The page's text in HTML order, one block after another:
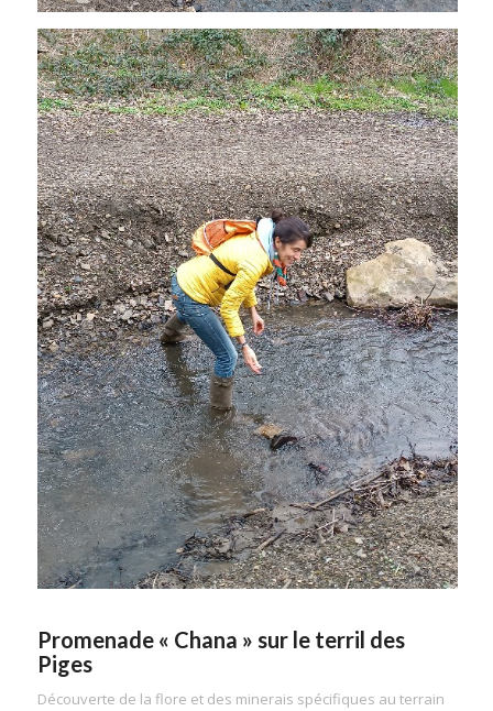
Promenade « Chana » sur le terril des
Piges
Découverte de la flore et des minerais spécifiques au terrain